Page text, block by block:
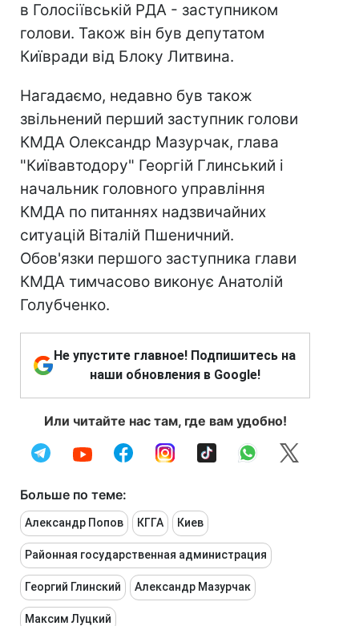
в Голосіївській РДА - заступником
голови. Також він був депутатом
Київради від Блоку Литвина.
Нагадаємо, недавно був також
звільнений перший заступник голови
КМДА Олександр Мазурчак, глава
"Київавтодору" Георгій Глинський і
начальник головного управління
КМДА по питаннях надзвичайних
ситуацій Віталій Пшеничний.
Обов'язки першого заступника глави
КМДА тимчасово виконує Анатолій
Голубченко.
Не упустите главное! Подпишитесь на
наши обновления в Google!
Или читайте нас там, где вам удобно!
Больше по теме:
Александр Попов КГГА Киев
Районная государственная администрация
Георгий Глинский Александр Мазурчак
Максим Луцкий